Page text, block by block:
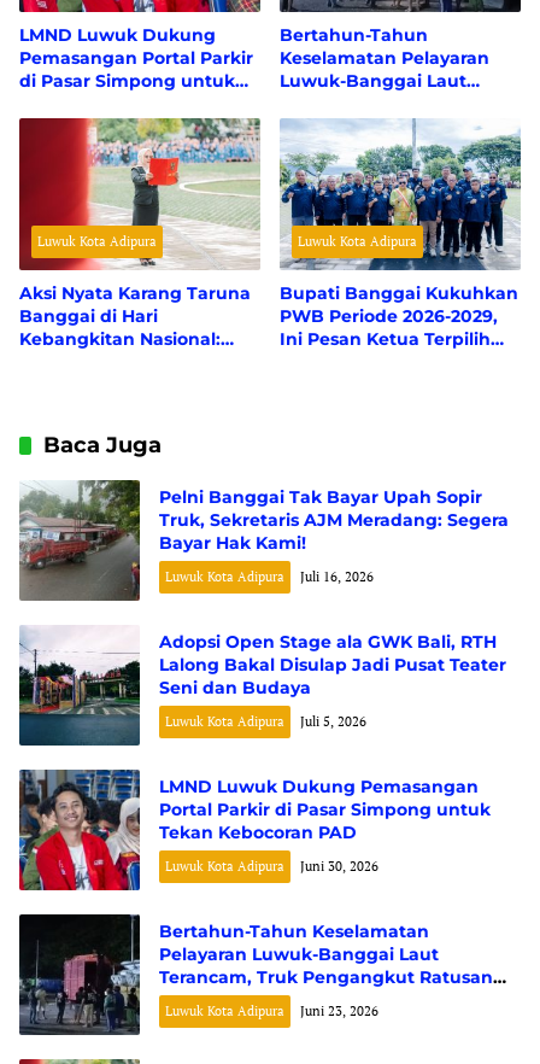
LMND Luwuk Dukung
Pemasangan Portal Parkir
di Pasar Simpong untuk
Bertahun-Tahun
Keselamatan Pelayaran
Luwuk-Banggai Laut
Pengangkut Ratusan
Tabung Gas Tanpa
Dokumen Resmi
Tumpangi Kapal ASDP
Luwuk Kota Adipura
Aksi Nyata Karang Taruna
Banggai di Hari
Kebangkitan Nasional:
Luwuk Kota Adipura
Bupati Banggai Kukuhkan
PWB Periode 2026-2029,
Ini Pesan Ketua Terpilih
Baca Juga
Pelni Banggai Tak Bayar Upah Sopir
Truk, Sekretaris AJM Meradang: Segera
Bayar Hak Kami!
Luwuk Kota Adipura Juli 16, 2026
Adopsi Open Stage ala GWK Bali, RTH
Lalong Bakal Disulap Jadi Pusat Teater
Seni dan Budaya
Luwuk Kota Adipura Juli 5, 2026
LMND Luwuk Dukung Pemasangan
Portal Parkir di Pasar Simpong untuk
Tekan Kebocoran PAD
Luwuk Kota Adipura Juni 30, 2026
Bertahun-Tahun Keselamatan
Pelayaran Luwuk-Banggai Laut
Terancam, Truk Pengangkut Ratusan
Tabung Gas Tanpa Dokumen Resmi
Tumpangi Kapal ASDP
Luwuk Kota Adipura Juni 23, 2026